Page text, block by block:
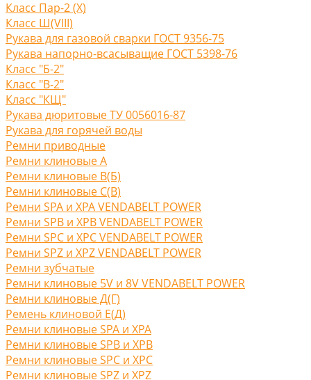
Класс Пар-2 (X)
Класс Ш(VIII)
Рукава для газовой сварки ГОСТ 9356-75
Рукава напорно-всасыващие ГОСТ 5398-76
Класс "Б-2"
Класс "В-2"
Класс "КЩ"
Рукава дюритовые ТУ 0056016-87
Рукава для горячей воды
Ремни приводные
Ремни клиновые A
Ремни клиновые В(Б)
Ремни клиновые С(B)
Ремни SPA и XPA VENDABELT POWER
Ремни SPB и XPB VENDABELT POWER
Ремни SPC и XPC VENDABELT POWER
Ремни SPZ и XPZ VENDABELT POWER
Ремни зубчатые
Ремни клиновые 5V и 8V VENDABELT POWER
Ремни клиновые Д(Г)
Ремень клиновой Е(Д)
Ремни клиновые SPA и XPA
Ремни клиновые SPB и XPB
Ремни клиновые SPC и XPC
Ремни клиновые SPZ и XPZ